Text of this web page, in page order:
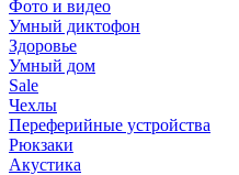
Фото и видео
Умный диктофон
Здоровье
Умный дом
Sale
Чехлы
Переферийные устройства
Рюкзаки
Акустика